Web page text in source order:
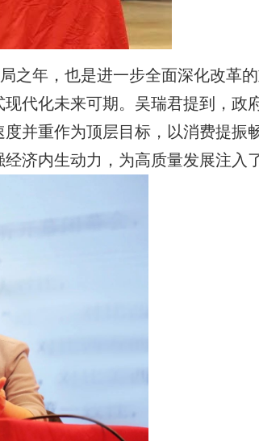
之年，也是进一步全面深化改革的
代化未来可期。吴瑞君提到，政
并重作为顶层目标，以消费提振
济内生动力，为高质量发展注入